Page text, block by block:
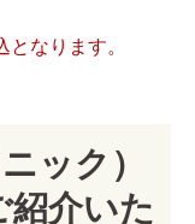
なります。
ック）
紹介いた